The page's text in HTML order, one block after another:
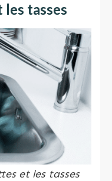
les tasses
et les tasses